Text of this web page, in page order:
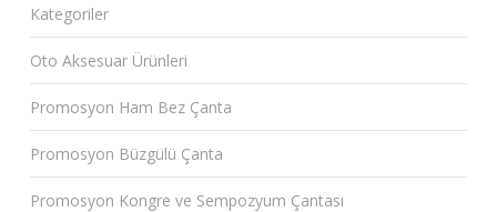
Kategoriler
Oto Aksesuar Ürünleri
Promosyon Ham Bez Çanta
Promosyon Büzgülü Çanta
Promosyon Kongre ve Sempozyum Çantası